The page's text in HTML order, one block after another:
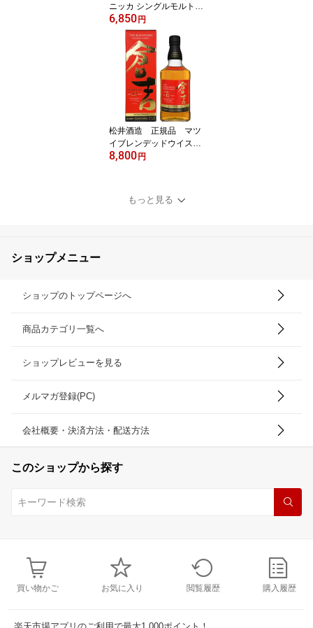
ニッカ シングルモルト
宮城峡 700ml 45度 ウイ
スキー ギフト 贈り物 ギ
フト プレゼント 御 御礼
御 歳暮御中元
6,850 円
松井酒造 正規品 マツ
イブレンデッドウイスキ
ー 倉吉 シェリーカスク1
ト 父の日 御歳暮 御祝
8,800 円
もっと見る
ショップメニュー
ショップのトップページへ
商品カテゴリ一覧へ
ショップレビューを見る
メルマガ登録(PC)
会社概要・決済方法・配送方法
このショップから探す
買い物かご お気に入り 閲覧履歴 購入履歴